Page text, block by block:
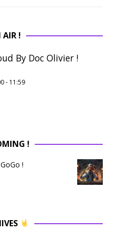
AIR !
By Doc Olivier !
- 11:59
!
!